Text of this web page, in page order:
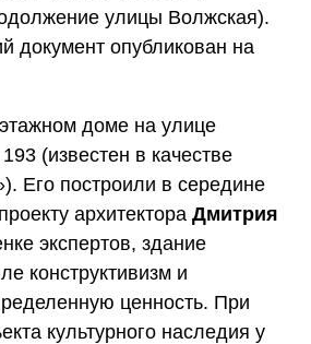
улицы Волжская).
документ опубликован на
доме на улице
(известен в качестве
Его построили в середине
архитектора Дмитрия
экспертов, здание
конструктивизм и
ценность. При
культурного наследия у